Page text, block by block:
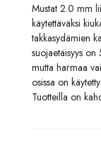
Mustat 2.0 mm
käytettäväksi
takkasydämien
suojaetäisyys
mutta harmaa
osissa on
Tuotteilla on